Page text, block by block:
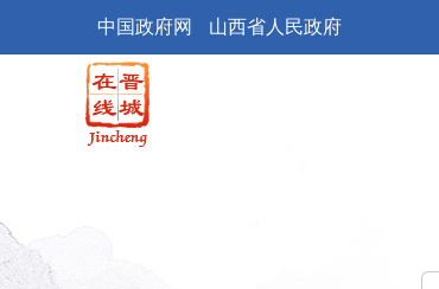
中国政府网 山西省人民政府